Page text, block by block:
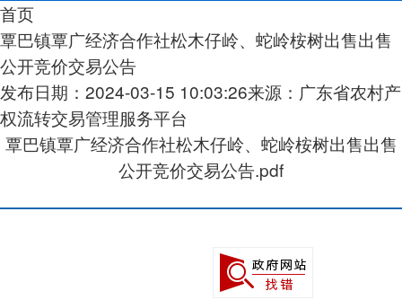
首页
覃巴镇覃广经济合作社松木仔岭、蛇岭桉树出售出售
公开竞价交易公告
发布日期：2024-03-15 10:03:26来源：广东省农村产
权流转交易管理服务平台
覃巴镇覃广经济合作社松木仔岭、蛇岭桉树出售出售
公开竞价交易公告.pdf